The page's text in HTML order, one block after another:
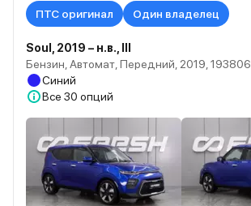
ПТС оригинал Один владелец
Soul, 2019 – н.в., III
Бензин, Автомат, Передний, 2019, 193806
Синий
Все 30 опций